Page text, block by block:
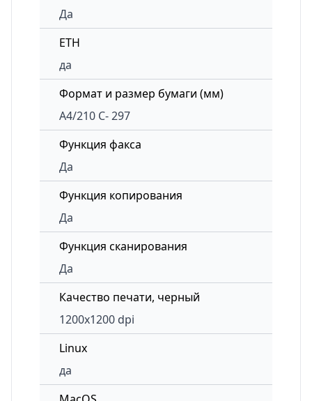
Да
ETH
да
Формат и размер бумаги (мм)
A4/210 C- 297
Функция факса
Да
Функция копирования
Да
Функция сканирования
Да
Качество печати, черный
1200x1200 dpi
Linux
да